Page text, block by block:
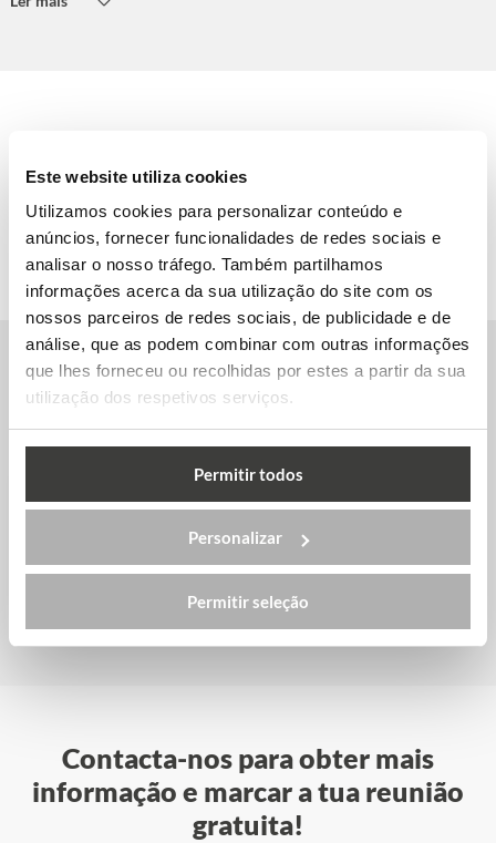
Este website utiliza cookies
Utilizamos cookies para personalizar conteúdo e
anúncios, fornecer funcionalidades de redes sociais e
analisar o nosso tráfego. Também partilhamos
informações acerca da sua utilização do site com os
nossos parceiros de redes sociais, de publicidade e de
análise, que as podem combinar com outras informações
que lhes forneceu ou recolhidas por estes a partir da sua
utilização dos respetivos serviços.
Permitir todos
Personalizar
Permitir seleção
Outras Universidades na Alemanha
EU Business School Munique
Contacta-nos para obter mais
informação e marcar a tua reunião
gratuita!